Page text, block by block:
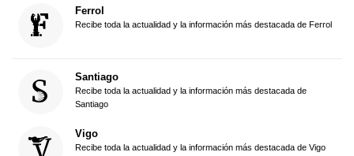
Ferrol
Recibe toda la actualidad y la información más destacada de Ferrol
Santiago
Recibe toda la actualidad y la información más destacada de
Santiago
Vigo
Recibe toda la actualidad y la información más destacada de Vigo